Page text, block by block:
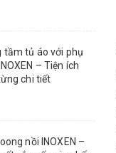
tầm tủ áo với phụ
– Tiện ích
chi tiết
nồi INOXEN –